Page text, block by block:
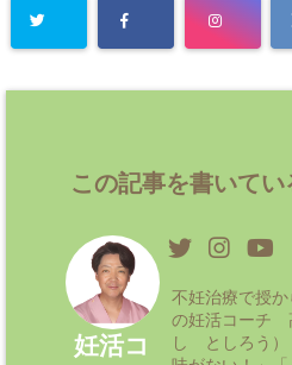
この記事を書いてい
妊活コ
不妊治療で授
の妊活コーチ
し としろう）